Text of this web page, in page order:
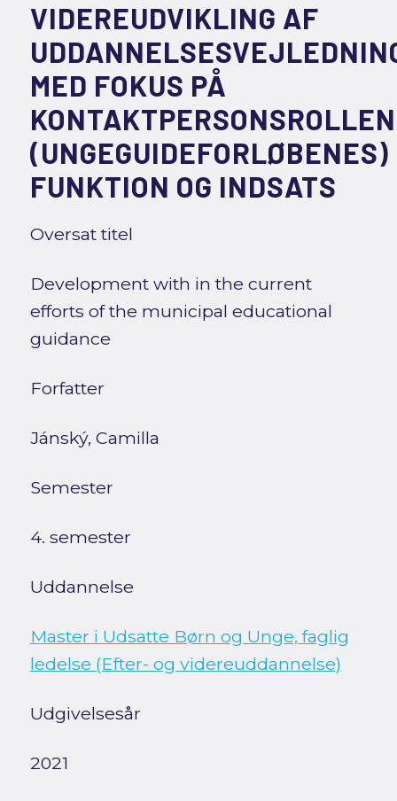
VIDEREUDVIKLING AF
MED FOKUS PÅ
(UNGEGUIDEFORLØBENES)
FUNKTION OG INDSATS
Oversat titel
Development with in the current
efforts of the municipal educational
guidance
Forfatter
Jánský, Camilla
Semester
4. semester
Uddannelse
Master i Udsatte Børn og Unge, faglig
ledelse (Efter- og videreuddannelse)
Udgivelsesår
2021